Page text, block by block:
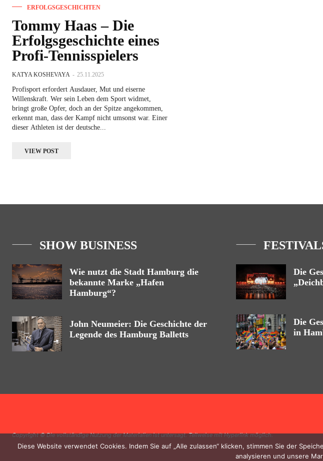
ERFOLGSGESCHICHTEN
Tommy Haas – Die
Erfolgsgeschichte eines
Profi-Tennisspielers
KATYA KOSHEVAYA - 25.11.2025
Profisport erfordert Ausdauer, Mut und eiserne
Willenskraft. Wer sein Leben dem Sport widmet,
bringt große Opfer, doch an der Spitze angekommen,
erkennt man, dass der Kampf nicht umsonst war. Einer
dieser Athleten ist der deutsche...
VIEW POST
SHOW BUSINESS
Wie nutzt die Stadt Hamburg die
bekannte Marke „Hafen
Hamburg“?
John Neumeier: Die Geschichte der
Legende des Hamburg Balletts
Die
Die
in
Copyright © Die vollständige Nutzung der Materialien ist untersagt. Teilweise mit Hyperlink möglich.
Diese Website verwendet Cookies. Indem Sie auf „Alle zulassen“ klicken, stimmen Sie der
analysieren und unsere